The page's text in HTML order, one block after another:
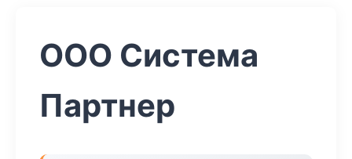
ООО Система
Партнер